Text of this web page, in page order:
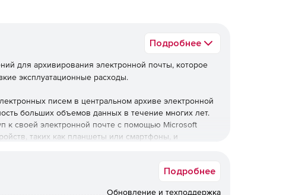
Подробнее
для архивирования электронной почты, которое
эксплуатационные расходы.
писем в центральном архиве электронной
больших объемов данных в течение многих лет.
к своей электронной почте с помощью Microsoft
таких как планшеты или смартфоны, и
Подробнее
Обновление и техподдержка